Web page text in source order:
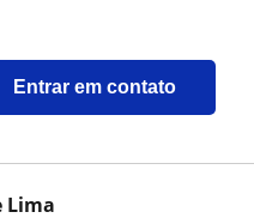
Entrar em contato
Lima